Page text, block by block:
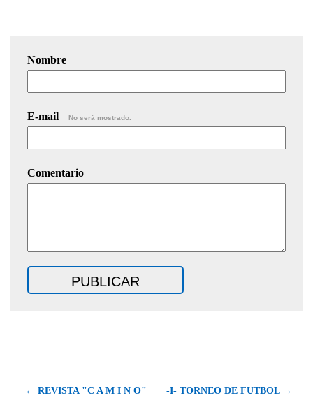
Nombre
E-mail No será mostrado.
Comentario
← REVISTA "C A M I N O" -I- TORNEO DE FUTBOL →